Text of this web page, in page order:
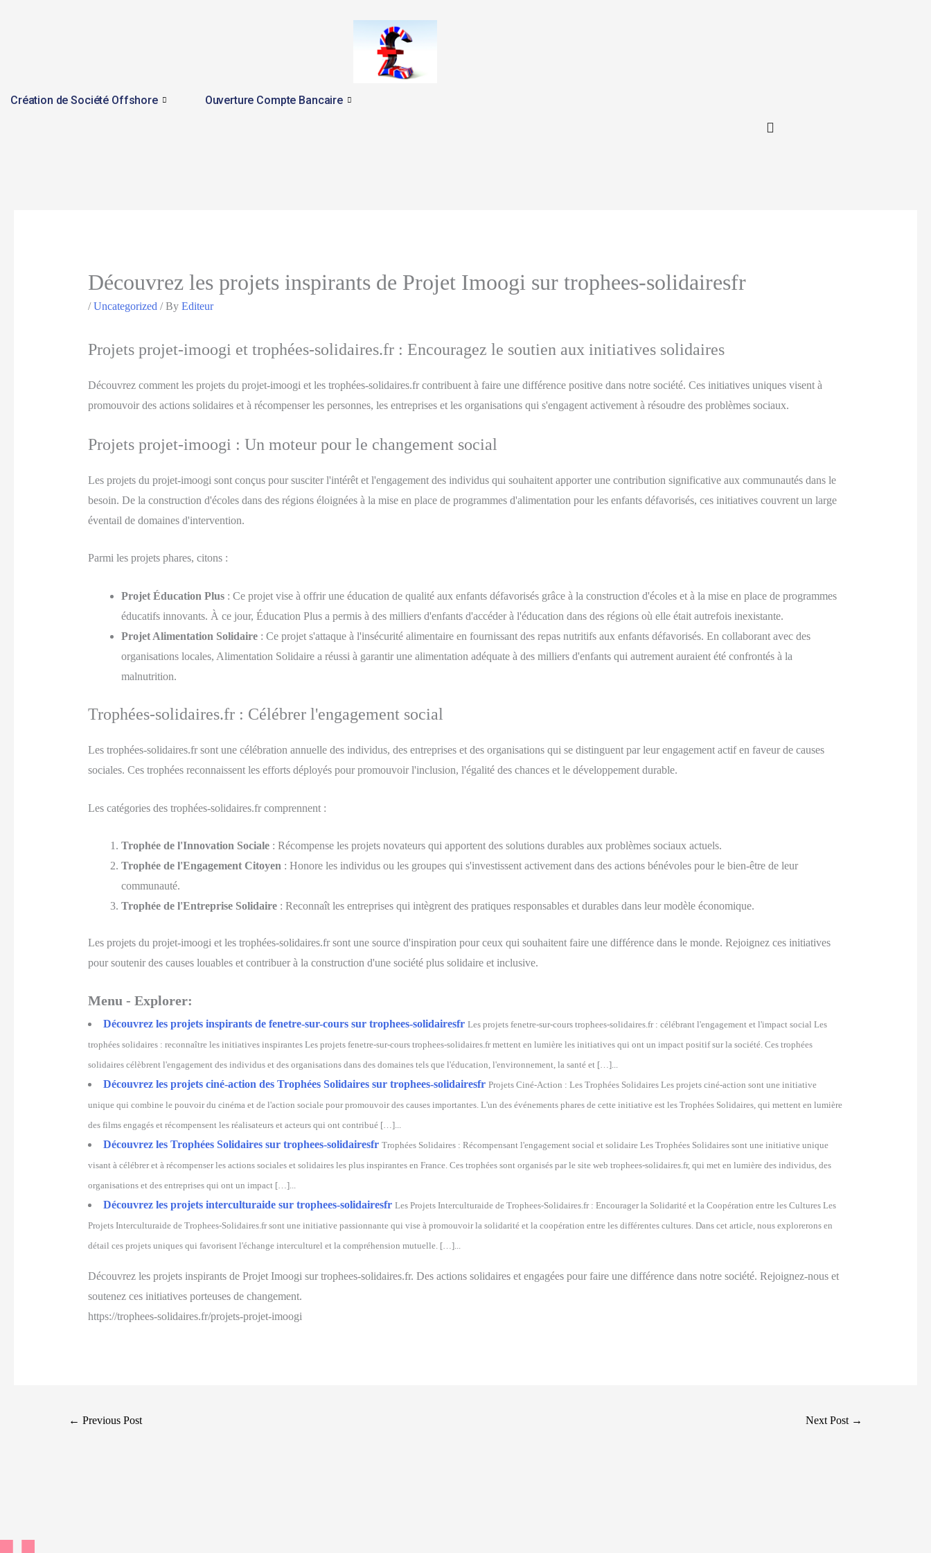
Création de Société Offshore Ouverture Compte Bancaire
Découvrez les projets inspirants de Projet Imoogi sur trophees-solidairesfr
/Uncategorized / By Editeur
Projets projet-imoogi et trophées-solidaires.fr : Encouragez le soutien aux initiatives solidaires
Découvrez comment les projets du projet-imoogi et les trophées-solidaires.fr contribuent à faire une différence positive dans notre société. Ces initiatives uniques visent à
promouvoir des actions solidaires et à récompenser les personnes, les entreprises et les organisations qui s'engagent activement à résoudre des problèmes sociaux.
Projets projet-imoogi : Un moteur pour le changement social
Les projets du projet-imoogi sont conçus pour susciter l'intérêt et l'engagement des individus qui souhaitent apporter une contribution significative aux communautés dans le
besoin. De la construction d'écoles dans des régions éloignées à la mise en place de programmes d'alimentation pour les enfants défavorisés, ces initiatives couvrent un large
éventail de domaines d'intervention.
Parmi les projets phares, citons :
Projet Éducation Plus: Ce projet vise à offrir une éducation de qualité aux enfants défavorisés grâce à la construction d'écoles et à la mise en place de programmes
éducatifs innovants. À ce jour, Éducation Plus a permis à des milliers d'enfants d'accéder à l'éducation dans des régions où elle était autrefois inexistante.
Projet Alimentation Solidaire: Ce projet s'attaque à l'insécurité alimentaire en fournissant des repas nutritifs aux enfants défavorisés. En collaborant avec des
organisations locales, Alimentation Solidaire a réussi à garantir une alimentation adéquate à des milliers d'enfants qui autrement auraient été confrontés à la
malnutrition.
Trophées-solidaires.fr : Célébrer l'engagement social
Les trophées-solidaires.fr sont une célébration annuelle des individus, des entreprises et des organisations qui se distinguent par leur engagement actif en faveur de causes
sociales. Ces trophées reconnaissent les efforts déployés pour promouvoir l'inclusion, l'égalité des chances et le développement durable.
Les catégories des trophées-solidaires.fr comprennent :
Trophée de l'Innovation Sociale: Récompense les projets novateurs qui apportent des solutions durables aux problèmes sociaux actuels.
Trophée de l'Engagement Citoyen : Honore les individus ou les groupes qui s'investissent activement dans des actions bénévoles pour le bien-être de leur
communauté.
Trophée de l'Entreprise Solidaire: Reconnaît les entreprises qui intègrent des pratiques responsables et durables dans leur modèle économique.
Les projets du projet-imoogi et les trophées-solidaires.fr sont une source d'inspiration pour ceux qui souhaitent faire une différence dans le monde. Rejoignez ces initiatives
pour soutenir des causes louables et contribuer à la construction d'une société plus solidaire et inclusive.
Menu - Explorer:
Découvrez les projets inspirants de fenetre-sur-cours sur trophees-solidairesfr Les projets fenetre-sur-cours trophees-solidaires.fr : célébrant l'engagement et l'impact social Les
trophées solidaires : reconnaître les initiatives inspirantes Les projets fenetre-sur-cours trophees-solidaires.fr mettent en lumière les initiatives qui ont un impact positif sur la société. Ces trophées
solidaires célèbrent l'engagement des individus et des organisations dans des domaines tels que l'éducation, l'environnement, la santé et […]...
Découvrez les projets ciné-action des Trophées Solidaires sur trophees-solidairesfr Projets Ciné-Action : Les Trophées Solidaires Les projets ciné-action sont une initiative
unique qui combine le pouvoir du cinéma et de l'action sociale pour promouvoir des causes importantes. L'un des événements phares de cette initiative est les Trophées Solidaires, qui mettent en lumière
des films engagés et récompensent les réalisateurs et acteurs qui ont contribué […]...
Découvrez les Trophées Solidaires sur trophees-solidairesfr Trophées Solidaires : Récompensant l'engagement social et solidaire Les Trophées Solidaires sont une initiative unique
visant à célébrer et à récompenser les actions sociales et solidaires les plus inspirantes en France. Ces trophées sont organisés par le site web trophees-solidaires.fr, qui met en lumière des individus, des
organisations et des entreprises qui ont un impact […]...
Découvrez les projets interculturaide sur trophees-solidairesfr Les Projets Interculturaide de Trophees-Solidaires.fr : Encourager la Solidarité et la Coopération entre les Cultures Les
Projets Interculturaide de Trophees-Solidaires.fr sont une initiative passionnante qui vise à promouvoir la solidarité et la coopération entre les différentes cultures. Dans cet article, nous explorerons en
détail ces projets uniques qui favorisent l'échange interculturel et la compréhension mutuelle. […]...
Découvrez les projets inspirants de Projet Imoogi sur trophees-solidaires.fr. Des actions solidaires et engagées pour faire une différence dans notre société. Rejoignez-nous et
soutenez ces initiatives porteuses de changement.
https://trophees-solidaires.fr/projets-projet-imoogi
← Previous Post Next Post →